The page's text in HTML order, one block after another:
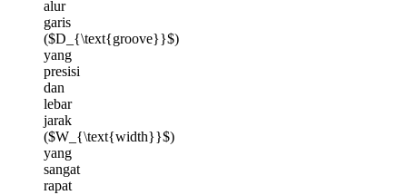
alur
garis
($D_{\text{groove}}$)
yang
presisi
dan
lebar
jarak
($W_{\text{width}}$)
yang
sangat
rapat